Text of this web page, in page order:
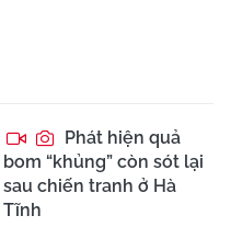
Phát hiện quả
bom “khủng” còn sót lại
sau chiến tranh ở Hà
Tĩnh